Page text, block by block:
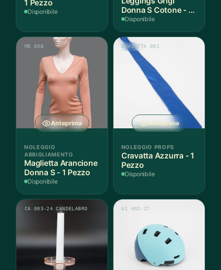
1 Pezzo
Disponibile
Donna S Cotone - 1
Paio
Disponibile
Anteprima
MD 038
NOLEGGIO
ABBIGLIAMENTO
Maglietta Arancione
Donna S - 1 Pezzo
Disponibile
Anteprima
CRAVATTA 001
NOLEGGIO PROPS
Cravatta Azzurra - 1
Pezzo
Disponibile
CA 003-24 CANDELABRO GI 002-27